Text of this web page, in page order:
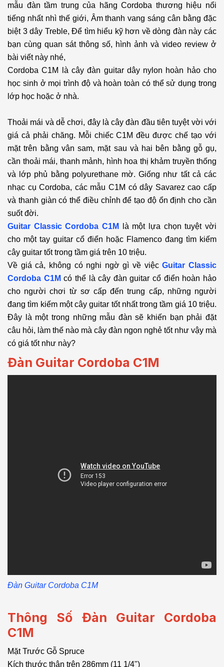
mẫu đàn tầm trung của hãng Cordoba thương hiệu nổi
tiếng nhất nhì thế giới, Âm thanh vang sáng cân bằng đặc
biệt 3 dây Treble, Để tìm hiểu kỹ hơn về dòng đàn này các
bạn cùng quan sát thông số, hình ảnh và video review ở
bài viết này nhé,
Cordoba C1M là cây đàn guitar dây nylon hoàn hảo cho
học sinh ở mọi trình độ và hoàn toàn có thể sử dụng trong
lớp học hoặc ở nhà.
Thoải mái và dễ chơi, đây là cây đàn đầu tiên tuyệt vời với
giá cả phải chăng. Mỗi chiếc C1M đều được chế tạo với
mặt trên bằng vân sam, mặt sau và hai bên bằng gỗ gụ,
cần thoải mái, thanh mảnh, hình hoa thị khảm truyền thống
và lớp phủ bằng polyurethane mờ. Giống như tất cả các
nhạc cụ Cordoba, các mẫu C1M có dây Savarez cao cấp
và thanh giàn có thể điều chỉnh để tạo độ ổn định cho cần
suốt đời.
Guitar Classic Cordoba C1M
là một lựa chọn tuyệt vời
cho một tay guitar cổ điển hoặc Flamenco đang tìm kiếm
cây guitar tốt trong tầm giá trên 10 triệu.
Về giá cả, không có nghi ngờ gì về việcGuitar Classic
Cordoba C1M có thể là cây đàn guitar cổ điển hoàn hảo
cho người chơi từ sơ cấp đến trung cấp, những người
đang tìm kiếm một cây guitar tốt nhất trong tầm giá 10 triệu.
Đây là một trong những mẫu đàn sẽ khiến bạn phải đặt
câu hỏi, làm thế nào mà cây đàn ngon nghẻ tốt như vậy mà
có giá tốt như này?
Đàn Guitar Cordoba C1M
Đàn Guitar Cordoba C1M
Thông Số Đàn Guitar Cordoba
C1M
Mặt Trước Gỗ Spruce
Kích thước thân trên 286mm (11 1/4")